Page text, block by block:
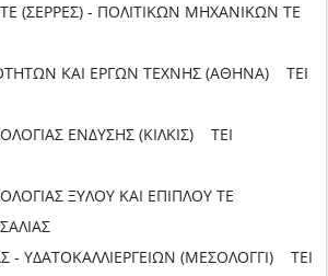
(ΣΕΡΡΕΣ) - ΠΟΛΙΤΙΚΩΝ ΜΗΧΑΝΙΚΩΝ ΤΕ
ΚΑΙ ΕΡΓΩΝ ΤΕΧΝΗΣ (ΑΘΗΝΑ) ΤΕΙ
ΕΝΔΥΣΗΣ (ΚΙΛΚΙΣ) ΤΕΙ
ΞΥΛΟΥ ΚΑΙ ΕΠΙΠΛΟΥ ΤΕ
- ΥΔΑΤΟΚΑΛΛΙΕΡΓΕΙΩΝ (ΜΕΣΟΛΟΓΓΙ) ΤΕΙ